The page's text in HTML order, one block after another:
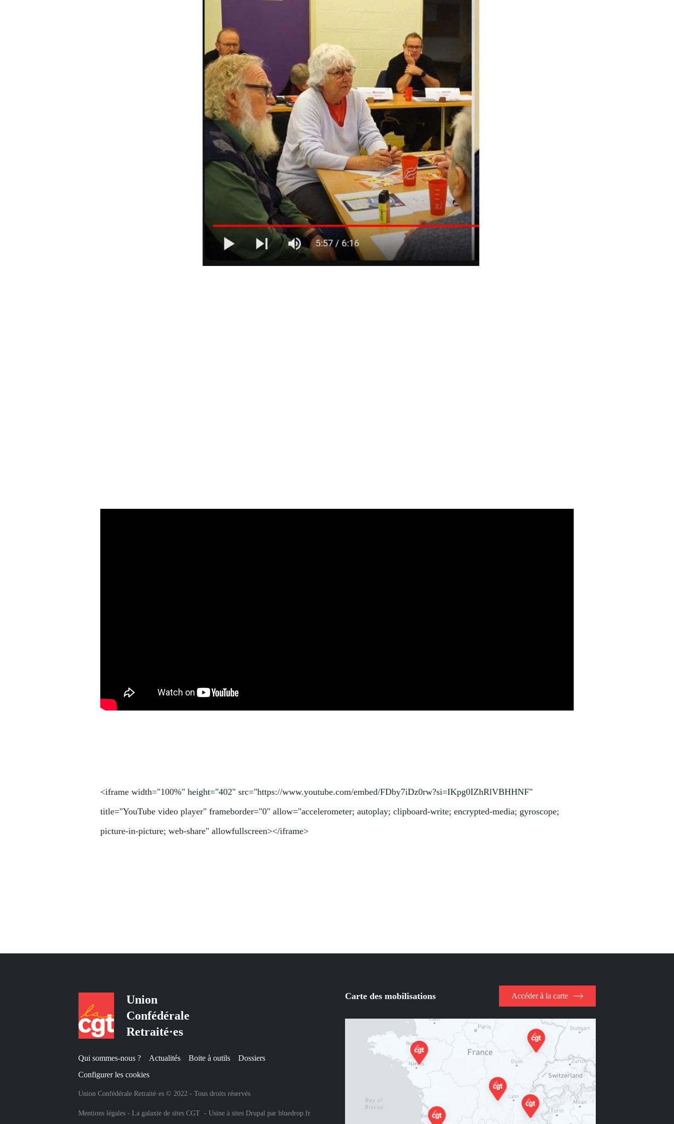
<iframe width="100%" height="402" src="https://www.youtube.com/embed/FDby7iDz0rw?si=IKpg0IZhRlVBHHNF"
title="YouTube video player" frameborder="0" allow="accelerometer; autoplay; clipboard-write; encrypted-media; gyroscope;
picture-in-picture; web-share" allowfullscreen></iframe>
Union
Confédérale
Retraité·es
Qui sommes-nous ? Actualités Boite à outils
Dossiers
Configurer les cookies
Union Confédérale Retraité·es © 2022 - Tous droits réservés
Mentions légales - La galaxie de sites CGT - Usine à sites Drupal par bluedrop.fr
Carte des mobilisations Accéder à la carte